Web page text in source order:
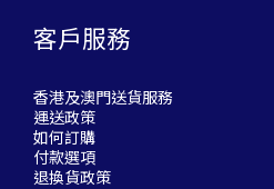
客戶服務
香港及澳門送貨服務
運送政策
如何訂購
付款選項
退換貨政策